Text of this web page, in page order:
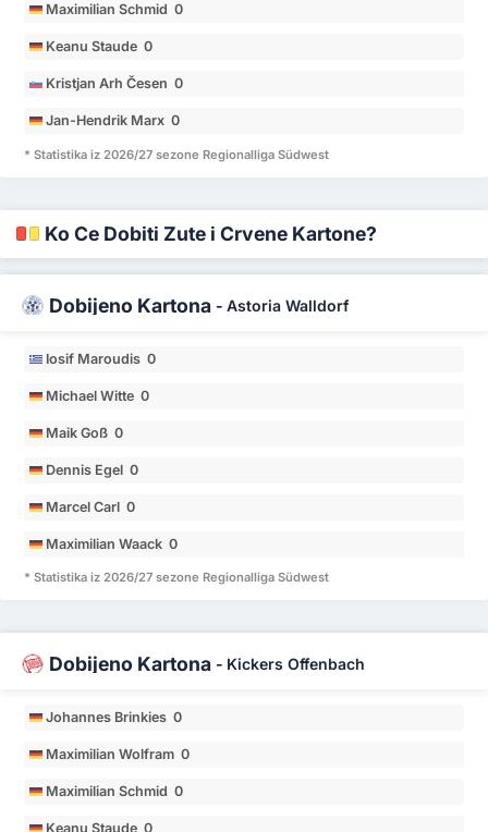
Maximilian Schmid 0
Keanu Staude 0
Kristjan Arh Česen 0
Jan-Hendrik Marx 0
* Statistika iz 2026/27 sezone Regionalliga Südwest
Ko Će Dobiti Žute i Crvene Kartone?
Dobijeno Kartona - Astoria Walldorf
Iosif Maroudis 0
Michael Witte 0
Maik Goß 0
Dennis Egel 0
Marcel Carl 0
Maximilian Waack 0
* Statistika iz 2026/27 sezone Regionalliga Südwest
Dobijeno Kartona - Kickers Offenbach
Johannes Brinkies 0
Maximilian Wolfram 0
Maximilian Schmid 0
Keanu Staude 0